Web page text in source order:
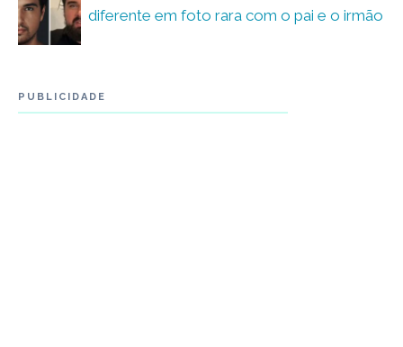
diferente em foto rara com o pai e o irmão
PUBLICIDADE